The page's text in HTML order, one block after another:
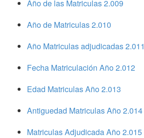
Año de las Matriculas 2.009
Año de Matriculas 2.010
Año Matriculas adjudicadas 2.011
Fecha Matriculación Año 2.012
Edad Matriculas Año 2.013
Antiguedad Matriculas Año 2.014
Matriculas Adjudicada Año 2.015